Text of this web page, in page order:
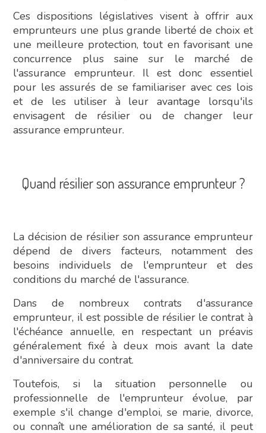
Ces dispositions législatives visent à offrir aux
emprunteurs une plus grande liberté de choix et
une meilleure protection, tout en favorisant une
concurrence plus saine sur le marché de
l'assurance emprunteur. Il est donc essentiel
pour les assurés de se familiariser avec ces lois
et de les utiliser à leur avantage lorsqu'ils
envisagent de résilier ou de changer leur
assurance emprunteur.
Quand résilier son assurance emprunteur ?
La décision de résilier son assurance emprunteur
dépend de divers facteurs, notamment des
besoins individuels de l'emprunteur et des
conditions du marché de l'assurance.
Dans de nombreux contrats d'assurance
emprunteur, il est possible de résilier le contrat à
l'échéance annuelle, en respectant un préavis
généralement fixé à deux mois avant la date
d'anniversaire du contrat.
Toutefois, si la situation personnelle ou
professionnelle de l'emprunteur évolue, par
exemple s'il change d'emploi, se marie, divorce,
ou connaît une amélioration de sa santé, il peut